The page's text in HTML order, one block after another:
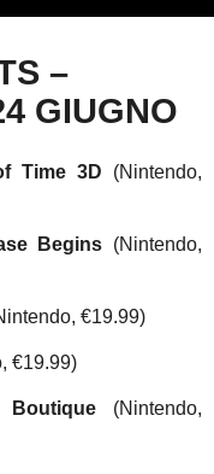
–
GIUGNO
Time 3D (Nintendo,
Begins (Nintendo,
€19.99)
€19.99)
(Nintendo,